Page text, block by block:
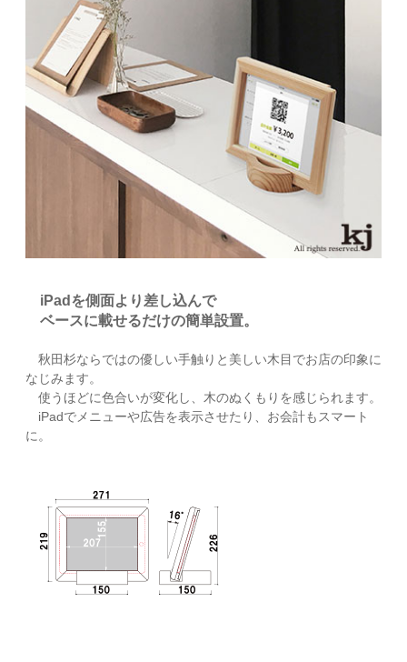
iPadを側面より差し込んで
ベースに載せるだけの簡単設置。
秋田杉ならではの優しい手触りと美しい木目でお店の印象に
なじみます。
使うほどに色合いが変化し、木のぬくもりを感じられます。
iPadでメニューや広告を表示させたり、お会計もスマート
に。